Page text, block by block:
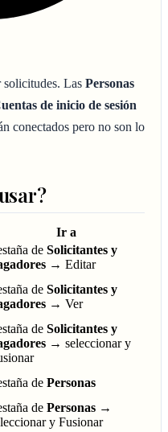
solicitudes. Las Personas
de inicio de sesión
conectados pero no son lo
Ir a
de Solicitantes y
→ Editar
de Solicitantes y
→ Ver
de Solicitantes y
→ seleccionar y
de Personas
de Personas →
y Fusionar